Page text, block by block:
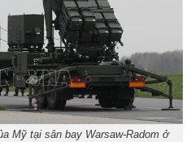
Mỹ tại sân bay Warsaw-Radom ở